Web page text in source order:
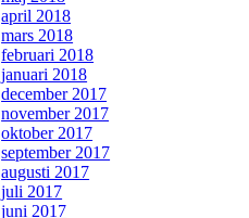
april 2018
mars 2018
februari 2018
januari 2018
december 2017
november 2017
oktober 2017
september 2017
augusti 2017
juli 2017
juni 2017